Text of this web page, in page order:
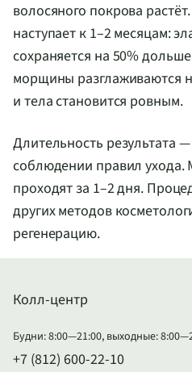
волосяного покрова
наступает к 1–2 месяцам:
сохраняется на 50%
морщины разглаживаются
и тела становится ровным.
Длительность результата
соблюдении правил
проходят за 1–2 дня.
других методов
регенерацию.
Колл-центр
Будни: 8:00—21:00, выходные:
+7 (812) 600-22-10